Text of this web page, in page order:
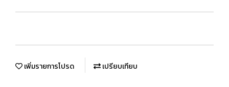
เพิ่มรายการโปรด เปรียบเทียบ